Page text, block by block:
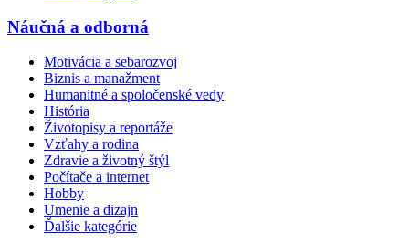
Náučná a odborná
Motivácia a sebarozvoj
Biznis a manažment
Humanitné a spoločenské vedy
História
Životopisy a reportáže
Vzťahy a rodina
Zdravie a životný štýl
Počítače a internet
Hobby
Umenie a dizajn
Ďalšie kategórie